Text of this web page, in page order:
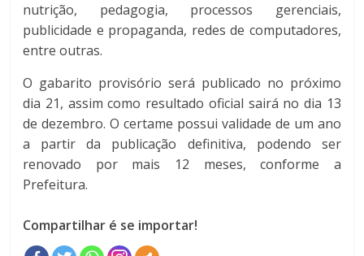
nutrição, pedagogia, processos gerenciais,
publicidade e propaganda, redes de computadores,
entre outras.
O gabarito provisório será publicado no próximo
dia 21, assim como resultado oficial sairá no dia 13
de dezembro. O certame possui validade de um ano
a partir da publicação definitiva, podendo ser
renovado por mais 12 meses, conforme a
Prefeitura.
Compartilhar é se importar!